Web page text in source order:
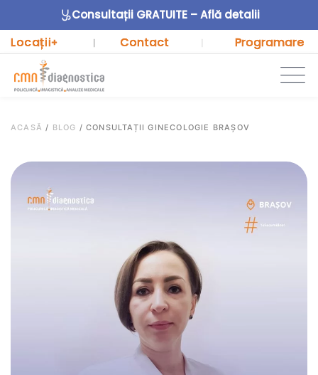
Consultații GRATUITE – Află detalii
Locații+ | Contact Programare
ACASĂ / BLOG /CONSULTAȚII GINECOLOGIE BRAȘOV